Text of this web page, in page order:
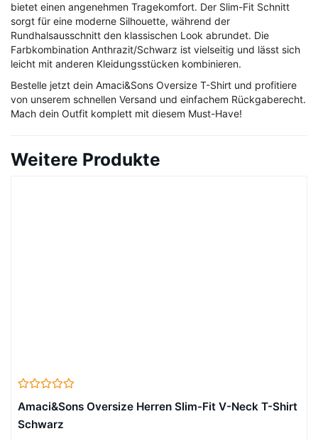
bietet einen angenehmen Tragekomfort. Der Slim-Fit Schnitt
sorgt für eine moderne Silhouette, während der
Rundhalsausschnitt den klassischen Look abrundet. Die
Farbkombination Anthrazit/Schwarz ist vielseitig und lässt sich
leicht mit anderen Kleidungsstücken kombinieren.
Bestelle jetzt dein Amaci&Sons Oversize T-Shirt und profitiere
von unserem schnellen Versand und einfachem Rückgaberecht.
Mach dein Outfit komplett mit diesem Must-Have!
Weitere Produkte
Amaci&Sons Oversize Herren Slim-Fit V-Neck T-Shirt
Schwarz